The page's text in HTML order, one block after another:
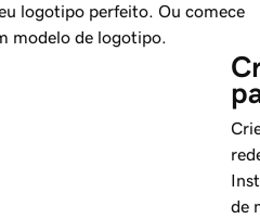
logotipo perfeito. Ou comece
modelo de logotipo.
de